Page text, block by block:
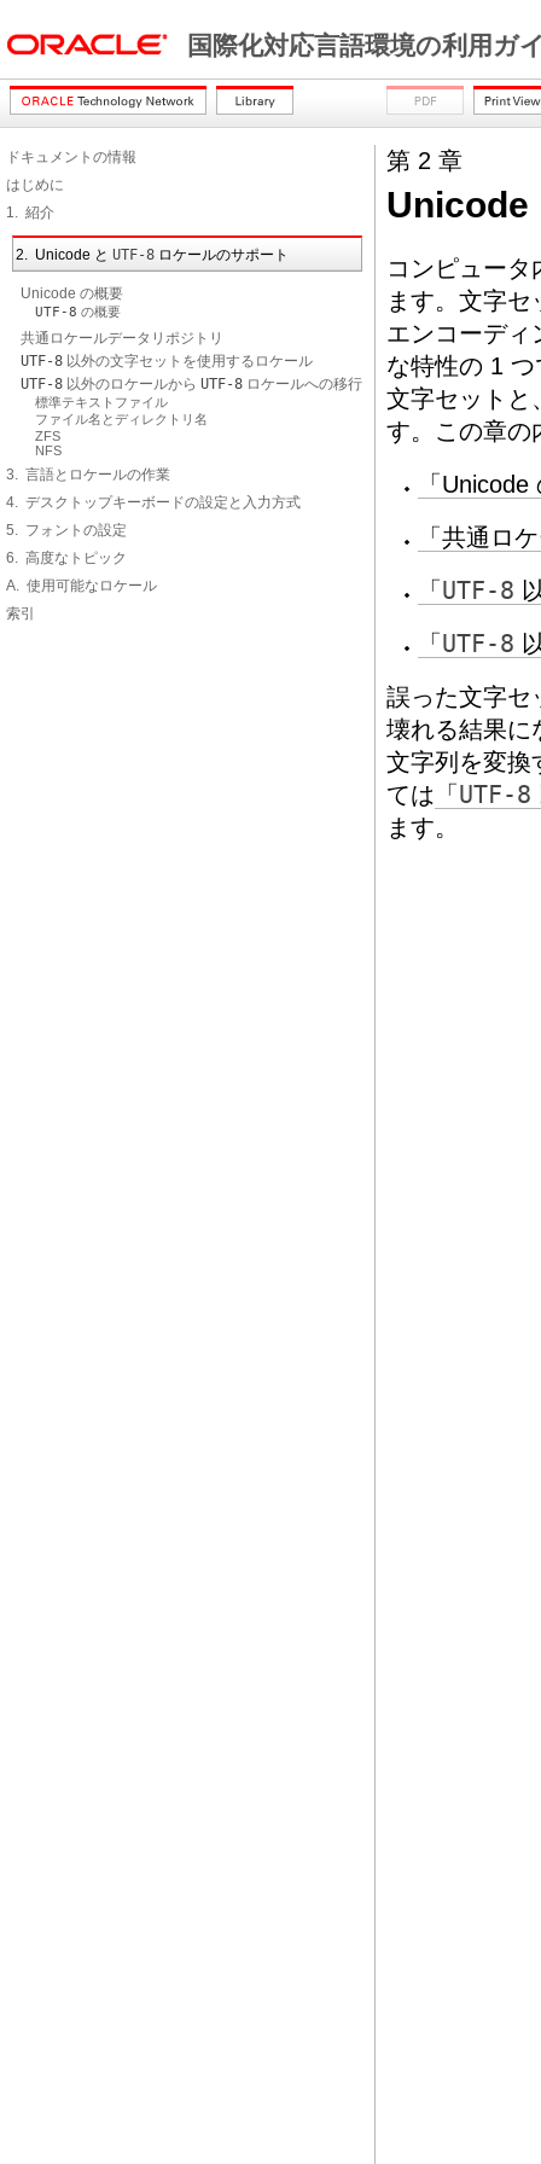
国際化対応言語環境の利用ガ
ドキュメントの情報
はじめに
1. 紹介
2. Unicode と UTF-8 ロケールのサポート
Unicode の概要
UTF-8 の概要
共通ロケールデータリポジトリ
UTF-8 以外の文字セットを使用するロケール
UTF-8 以外のロケールから UTF-8 ロケールへの移行
標準テキストファイル
ファイル名とディレクトリ名
ZFS
NFS
3. 言語とロケールの作業
4. デスクトップキーボードの設定と入力方式
5. フォントの設定
6. 高度なトピック
A. 使用可能なロケール
索引
第 2 章
コンピュー
ます。文字
エンコーディ
な特性の 1
文字セットと
す。この章の
「
「共通ロ
「 UTF-8
「 UTF-8
誤った文字セ
壊れる結果に
文字列を変換
ては 「 UTF-8
ます。